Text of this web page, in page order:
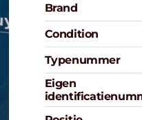
Brand
Condition
Typenummer
Eigen